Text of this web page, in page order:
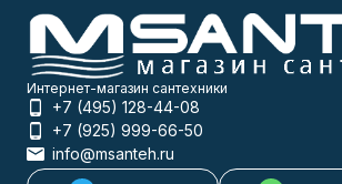
Интернет-магазин сантехники
+7 (495) 128-44-08
+7 (925) 999-66-50
info@msanteh.ru